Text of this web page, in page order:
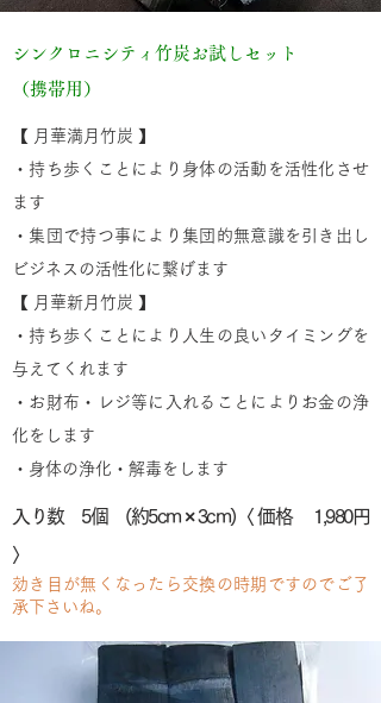
シンクロニシティ竹炭お試しセット
（携帯用）
【 月華満月竹炭 】
・持ち歩くことにより身体の活動を活性化させ
ます
・集団で持つ事により集団的無意識を引き出し
ビジネスの活性化に繋げます
【 月華新月竹炭 】
・持ち歩くことにより人生の良いタイミングを
与えてくれます
・お財布・レジ等に入れることによりお金の浄
化をします
・身体の浄化・解毒をします
入り数 5個 (約5cm × 3cm)〈 価格 1,980円
〉
効き目が無くなったら交換の時期ですのでご了
承下さいね。